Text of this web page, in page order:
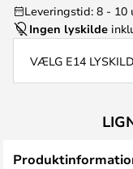
Leveringstid: 8 - 10
Ingen lyskilde
VÆLG E14